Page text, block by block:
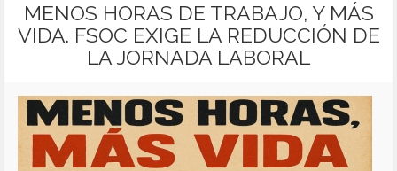
MENOS HORAS DE TRABAJO, Y MÁS
VIDA. FSOC EXIGE LA REDUCCIÓN DE
LA JORNADA LABORAL